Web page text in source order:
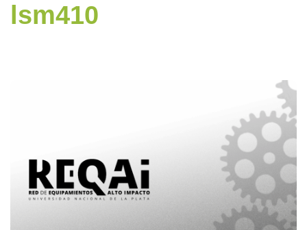
lsm410